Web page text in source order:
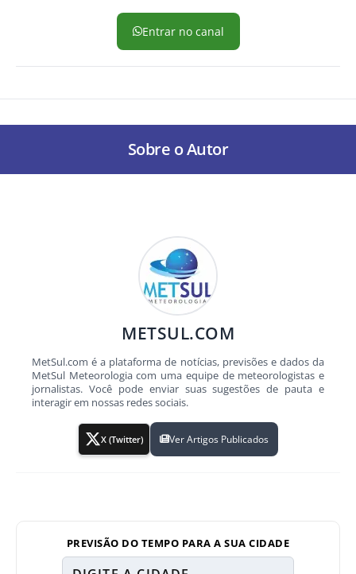
Entrar no canal
Sobre o Autor
METSUL.COM
MetSul.com é a plataforma de notícias, previsões e dados da
MetSul Meteorologia com uma equipe de meteorologistas e
jornalistas. Você pode enviar suas sugestões de pauta e
interagir em nossas redes sociais.
X (Twitter) Ver Artigos Publicados
PREVISÃO DO TEMPO PARA A SUA CIDADE